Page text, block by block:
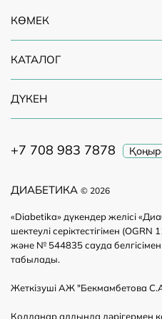
ДИАБЕТИКА © 2026
«Diabetika» дүкендер желісі
шектеулі серіктестігімен
және № 544835 сауда
табылады.
Жеткізуші АЖ "Бекмамбетова
Қолданар алдында дәрігермен
КӨМЕК
КАТАЛОГ
ДҮКЕН
+7 708 983 7878